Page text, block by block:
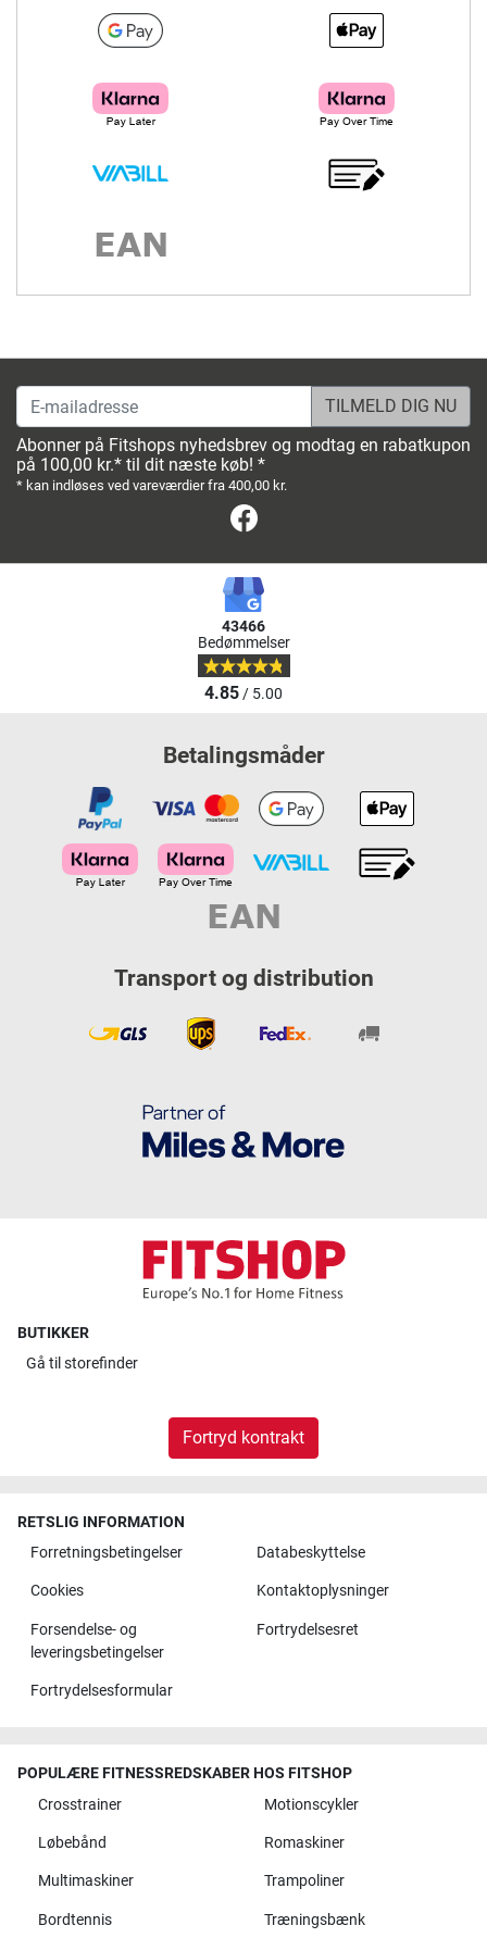
E-mailadresse
Abonner på Fitshops nyhedsbrev og modtag en rabatkupon
på 100,00 kr.* til dit næste køb! *
* kan indløses ved vareværdier fra 400,00 kr.
43466
Bedømmelser
4.85/ 5.00
Betalingsmåder
Transport og distribution
BUTIKKER
Gå til storefinder
Fortryd kontrakt
RETSLIG INFORMATION
Forretningsbetingelser
Databeskyttelse
Cookies Kontaktoplysninger
Forsendelse- og
leveringsbetingelser
Fortrydelsesret
Fortrydelsesformular
POPULÆRE FITNESSREDSKABER HOS FITSHOP
Crosstrainer
Motionscykler
Løbebånd Romaskiner
Multimaskiner Trampoliner
Bordtennis Træningsbænk